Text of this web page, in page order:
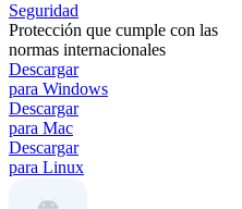
Seguridad
Protección que cumple con las
normas internacionales
Descargar
para Windows
Descargar
para Mac
Descargar
para Linux